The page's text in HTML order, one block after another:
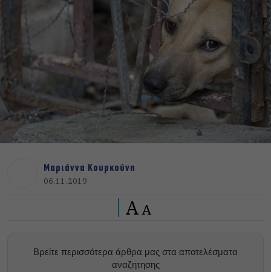
Μαριάννα Κουρκούνη
06.11.2019
A A
Βρείτε περισσότερα άρθρα μας στα αποτελέσματα
αναζητησης